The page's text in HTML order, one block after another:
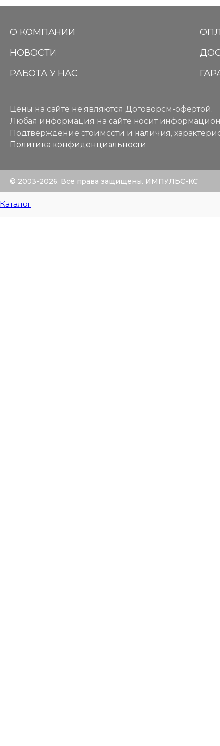
О КОМПАНИИ
НОВОСТИ
РАБОТА У НАС
Цены на сайте не являются Договором-офертой.
Любая информация на сайте носит
Подтверждение стоимости и наличия,
Политика конфиденциальности
© 2003-2026. Все права защищены. ИМПУЛЬС-КС
Каталог